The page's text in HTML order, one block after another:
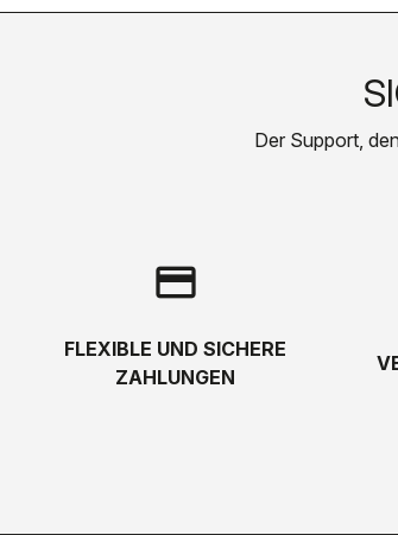
Der Support,
credit_card
FLEXIBLE UND SICHERE
ZAHLUNGEN